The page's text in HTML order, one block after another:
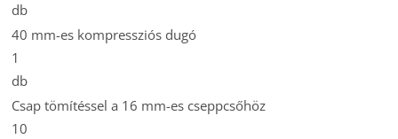
db
40 mm-es kompressziós dugó
1
db
Csap tömítéssel a 16 mm-es cseppcsőhöz
10